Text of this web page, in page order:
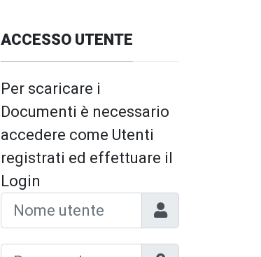
ACCESSO UTENTE
Per scaricare i
Documenti è necessario
accedere come Utenti
registrati ed effettuare il
Login
Nome utente